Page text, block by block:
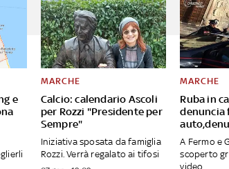
e
Calcio: calendario Ascoli
per Rozzi "Presidente per
Sempre"
MARCHE
Iniziativa sposata da famiglia
Rozzi. Verrà regalato ai tifosi
Ruba in
denuncia
MARCHE
A Fermo e
scoperto
video